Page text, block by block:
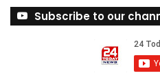
Subscribe to our